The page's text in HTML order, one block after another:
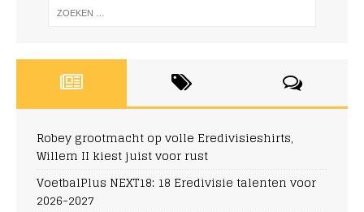
Robey grootmacht op volle Eredivisieshirts,
Willem II kiest juist voor rust
VoetbalPlus NEXT18: 18 Eredivisie talenten voor
2026-2027